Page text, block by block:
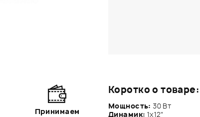
Коротко о товаре:
Мощность: 30 Вт
Динамик: 1х12"
Принимаем